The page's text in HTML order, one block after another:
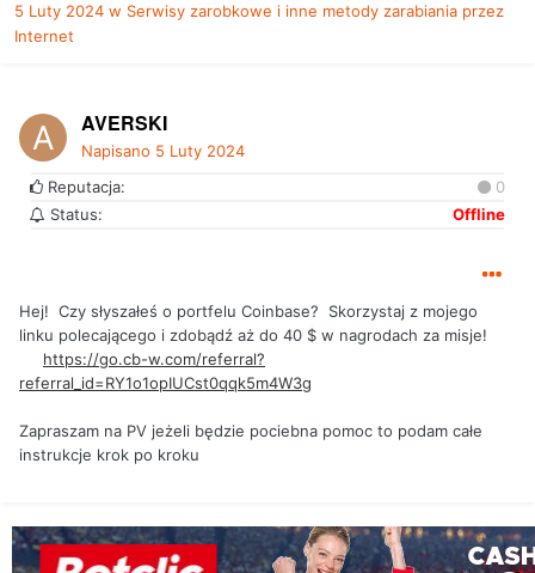
5 Luty 2024 w Serwisy zarobkowe i inne metody zarabiania przez
Internet
AVERSKI
Napisano 5 Luty 2024
Reputacja:
0
Status:
Offline
Hej! Czy słyszałeś o portfelu Coinbase? Skorzystaj z mojego
linku polecającego i zdobądź aż do 40 $ w nagrodach za misje!
https://go.cb-w.com/referral?
referral_id=RY1o1opIUCst0qqk5m4W3g
Zapraszam na PV jeżeli będzie pociebna pomoc to podam całe
instrukcje krok po kroku